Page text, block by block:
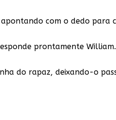
apontando com o dedo para
prontamente William.
do rapaz, deixando-o